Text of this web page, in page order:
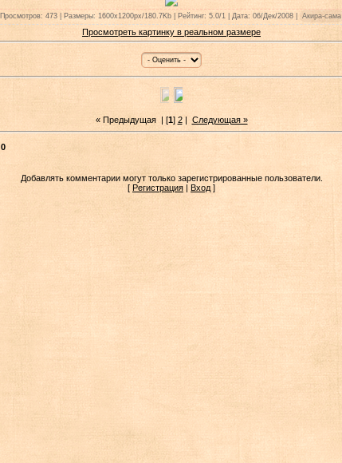
Просмотров: 473 | Размеры: 1600x1200px/180.7Kb | Рейтинг: 5.0/1 | Дата: 06/Дек/2008 | Акира-сама
Просмотреть картинку в реальном размере
« Предыдущая| [1] 2| Следующая »
0
Добавлять комментарии могут только зарегистрированные пользователи.
[ Регистрация Вход ]